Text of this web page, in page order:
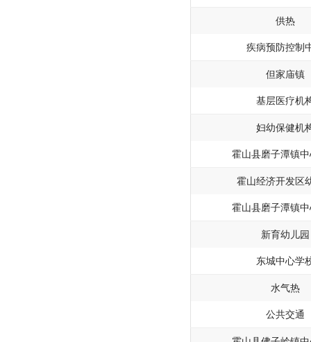
供热
疾病预防控制
但家庙镇
基层医疗机
妇幼保健机
霍山县磨子潭镇
霍山经济开发区
霍山县磨子潭镇
新育幼儿园
东城中心学
水气热
公共交通